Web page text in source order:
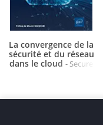
La convergence de la
sécurité et du réseau
dans le cloud - Secure